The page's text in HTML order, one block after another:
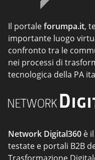
Il portaleforumpa.it,
importante luogo
confronto tra le
nei processi di
tecnologica della PA
Network Digital360 è
testate e portali B2B